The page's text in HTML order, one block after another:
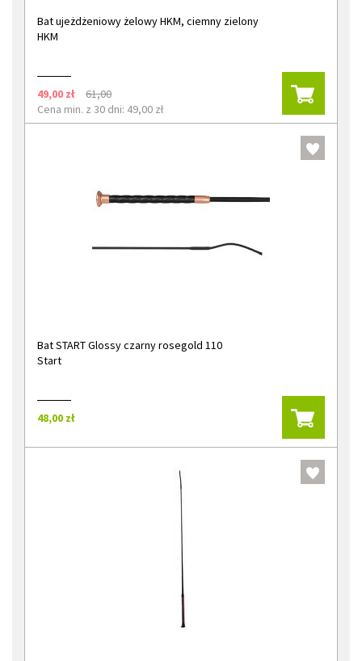
Bat ujeżdżeniowy żelowy HKM, ciemny zielony
HKM
49,00 zł
61,00
Cena min. z 30 dni: 49,00 zł
Bat START Glossy czarny rosegold 110
Start
48,00 zł